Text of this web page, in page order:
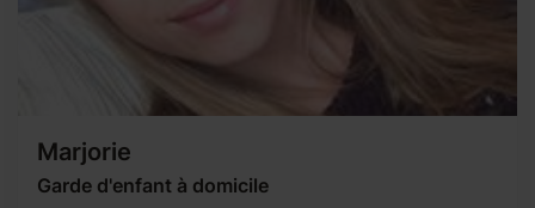
Marjorie
Garde d'enfant à domicile